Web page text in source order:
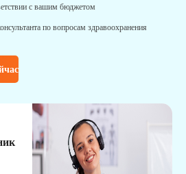
с вашим бюджетом
по вопросам здравоохранения